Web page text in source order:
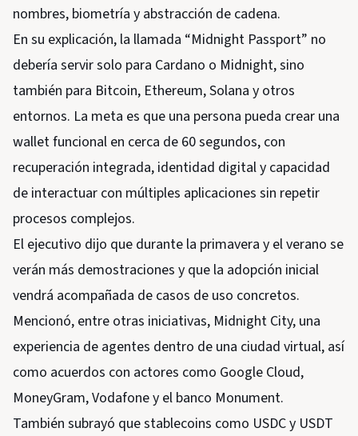
nombres, biometría y abstracción de cadena.
En su explicación, la llamada “Midnight Passport” no
debería servir solo para Cardano o Midnight, sino
también para Bitcoin, Ethereum, Solana y otros
entornos. La meta es que una persona pueda crear una
wallet funcional en cerca de 60 segundos, con
recuperación integrada, identidad digital y capacidad
de interactuar con múltiples aplicaciones sin repetir
procesos complejos.
El ejecutivo dijo que durante la primavera y el verano se
verán más demostraciones y que la adopción inicial
vendrá acompañada de casos de uso concretos.
Mencionó, entre otras iniciativas, Midnight City, una
experiencia de agentes dentro de una ciudad virtual, así
como acuerdos con actores como Google Cloud,
MoneyGram, Vodafone y el banco Monument.
También subrayó que stablecoins como USDC y USDT